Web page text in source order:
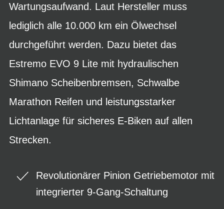
Wartungsaufwand. Laut Hersteller muss
lediglich alle 10.000 km ein Ölwechsel
durchgeführt werden. Dazu bietet das
Estremo EVO 9 Lite mit hydraulischen
Shimano Scheibenbremsen, Schwalbe
Marathon Reifen und leistungsstarker
Lichtanlage für sicheres E-Biken auf allen
Strecken.
Revolutionärer Pinion Getriebemotor mit
integrierter 9-Gang-Schaltung